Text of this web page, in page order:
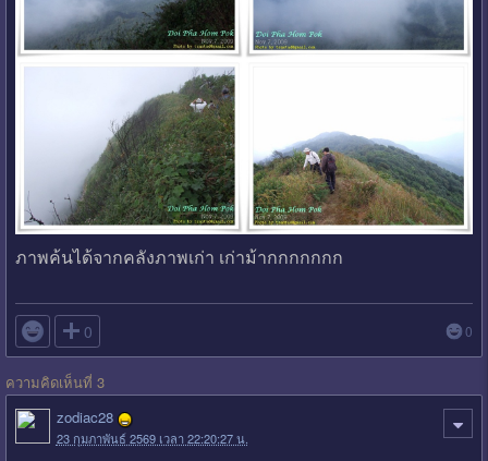
ภาพค้นได้จากคลังภาพเก่า เก่าม้ากกกกกกก
 0 0
ความคิดเห็นที่ 3
zodiac28
23 กุมภาพันธ์ 2569 เวลา 22:20:27 น.